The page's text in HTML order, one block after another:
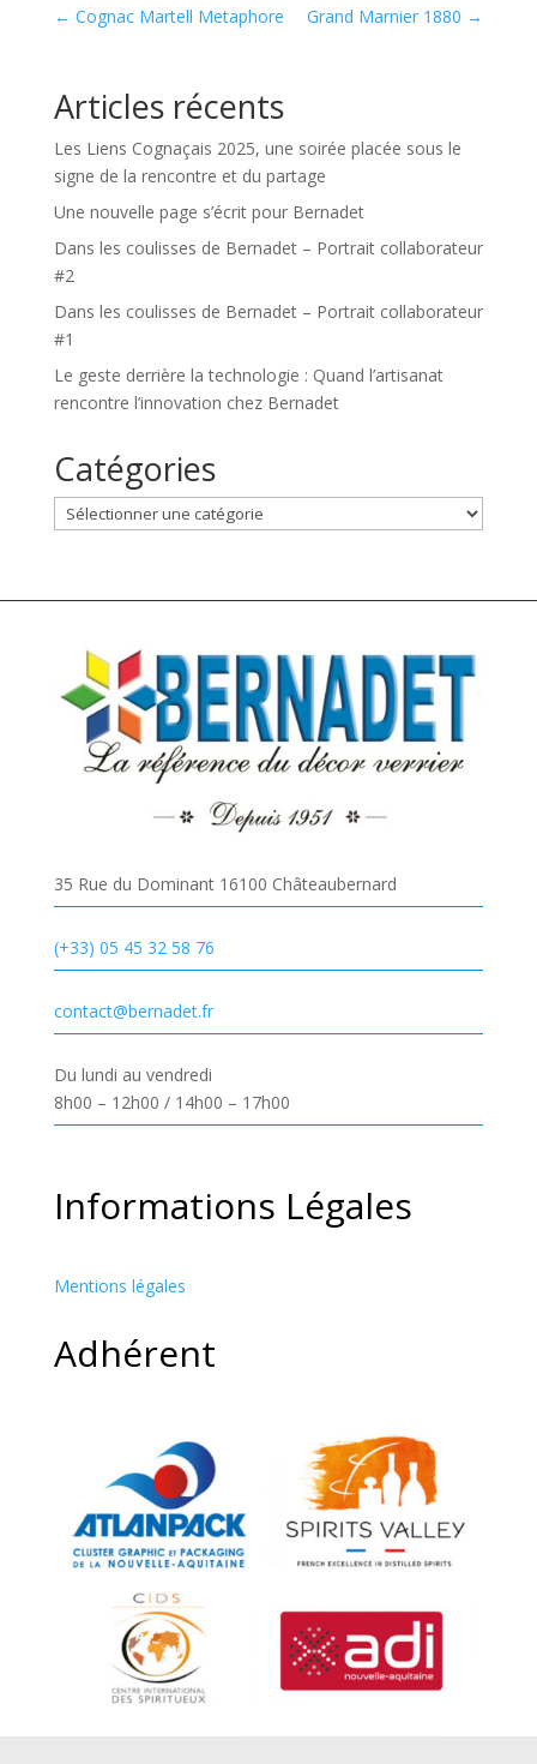
← Cognac Martell Metaphore Grand Marnier 1880 →
Articles récents
Les Liens Cognaçais 2025, une soirée placée sous le
signe de la rencontre et du partage
Une nouvelle page s’écrit pour Bernadet
Dans les coulisses de Bernadet – Portrait collaborateur
#2
Dans les coulisses de Bernadet – Portrait collaborateur
#1
Le geste derrière la technologie : Quand l’artisanat
rencontre l’innovation chez Bernadet
Catégories
Catégories
35 Rue du Dominant 16100 Châteaubernard
(+33) 05 45 32 58 76
contact@bernadet.fr
Du lundi au vendredi
8h00 – 12h00 / 14h00 – 17h00
Informations Légales
Mentions légales
Adhérent